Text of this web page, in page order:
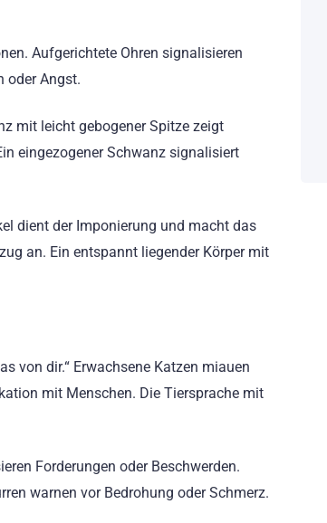
Aufgerichtete Ohren signalisieren
oder Angst.
mit leicht gebogener Spitze zeigt
eingezogener Schwanz signalisiert
dient der Imponierung und macht das
an. Ein entspannt liegender Körper mit
von dir.“ Erwachsene Katzen miauen
mit Menschen. Die Tiersprache mit
Forderungen oder Beschwerden.
warnen vor Bedrohung oder Schmerz.